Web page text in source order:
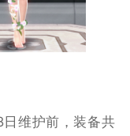
维护前，装备共